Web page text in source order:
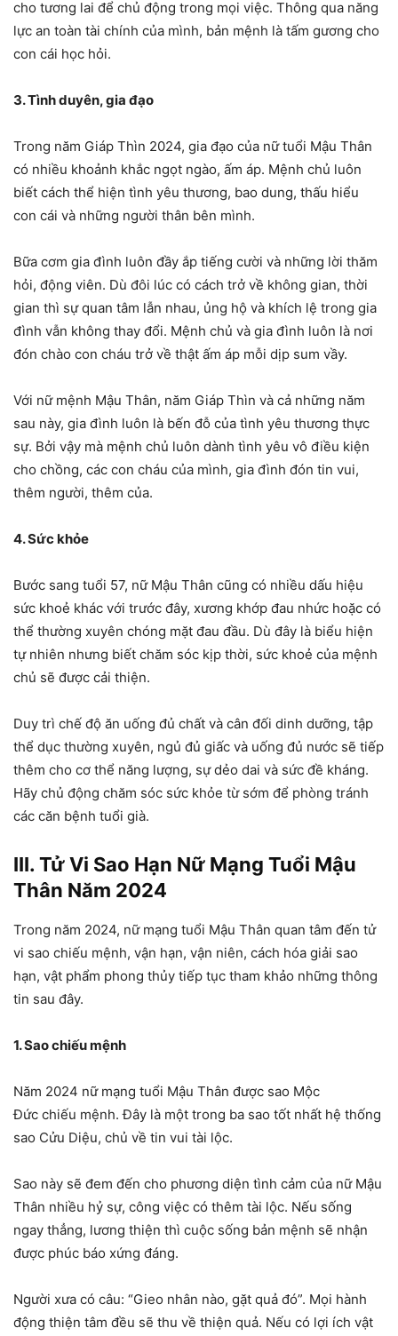
cho tương lai để chủ động trong mọi việc. Thông qua năng
lực an toàn tài chính của mình, bản mệnh là tấm gương cho
con cái học hỏi.
3. Tình duyên, gia đạo
Trong năm Giáp Thìn 2024, gia đạo của nữ tuổi Mậu Thân
có nhiều khoảnh khắc ngọt ngào, ấm áp. Mệnh chủ luôn
biết cách thể hiện tình yêu thương, bao dung, thấu hiểu
con cái và những người thân bên mình.
Bữa cơm gia đình luôn đầy ắp tiếng cười và những lời thăm
hỏi, động viên. Dù đôi lúc có cách trở về không gian, thời
gian thì sự quan tâm lẫn nhau, ủng hộ và khích lệ trong gia
đình vẫn không thay đổi. Mệnh chủ và gia đình luôn là nơi
đón chào con cháu trở về thật ấm áp mỗi dịp sum vầy.
Với nữ mệnh Mậu Thân, năm Giáp Thìn và cả những năm
sau này, gia đình luôn là bến đỗ của tình yêu thương thực
sự. Bởi vậy mà mệnh chủ luôn dành tình yêu vô điều kiện
cho chồng, các con cháu của mình, gia đình đón tin vui,
thêm người, thêm của.
4. Sức khỏe
Bước sang tuổi 57, nữ Mậu Thân cũng có nhiều dấu hiệu
sức khoẻ khác với trước đây, xương khớp đau nhức hoặc có
thể thường xuyên chóng mặt đau đầu. Dù đây là biểu hiện
tự nhiên nhưng biết chăm sóc kịp thời, sức khoẻ của mệnh
chủ sẽ được cải thiện.
Duy trì chế độ ăn uống đủ chất và cân đối dinh dưỡng, tập
thể dục thường xuyên, ngủ đủ giấc và uống đủ nước sẽ tiếp
thêm cho cơ thể năng lượng, sự dẻo dai và sức đề kháng.
Hãy chủ động chăm sóc sức khỏe từ sớm để phòng tránh
các căn bệnh tuổi già.
III. Tử Vi Sao Hạn Nữ Mạng Tuổi Mậu
Thân Năm 2024
Trong năm 2024, nữ mạng tuổi Mậu Thân quan tâm đến tử
vi sao chiếu mệnh, vận hạn, vận niên, cách hóa giải sao
hạn, vật phẩm phong thủy tiếp tục tham khảo những thông
tin sau đây.
1. Sao chiếu mệnh
Năm 2024 nữ mạng tuổi Mậu Thân được sao Mộc
Đức chiếu mệnh. Đây là một trong ba sao tốt nhất hệ thống
sao Cửu Diệu, chủ về tin vui tài lộc.
Sao này sẽ đem đến cho phương diện tình cảm của nữ Mậu
Thân nhiều hỷ sự, công việc có thêm tài lộc. Nếu sống
ngay thẳng, lương thiện thì cuộc sống bản mệnh sẽ nhận
được phúc báo xứng đáng.
Người xưa có câu: “Gieo nhân nào, gặt quả đó”. Mọi hành
động thiện tâm đều sẽ thu về thiện quả. Nếu có lợi ích vật